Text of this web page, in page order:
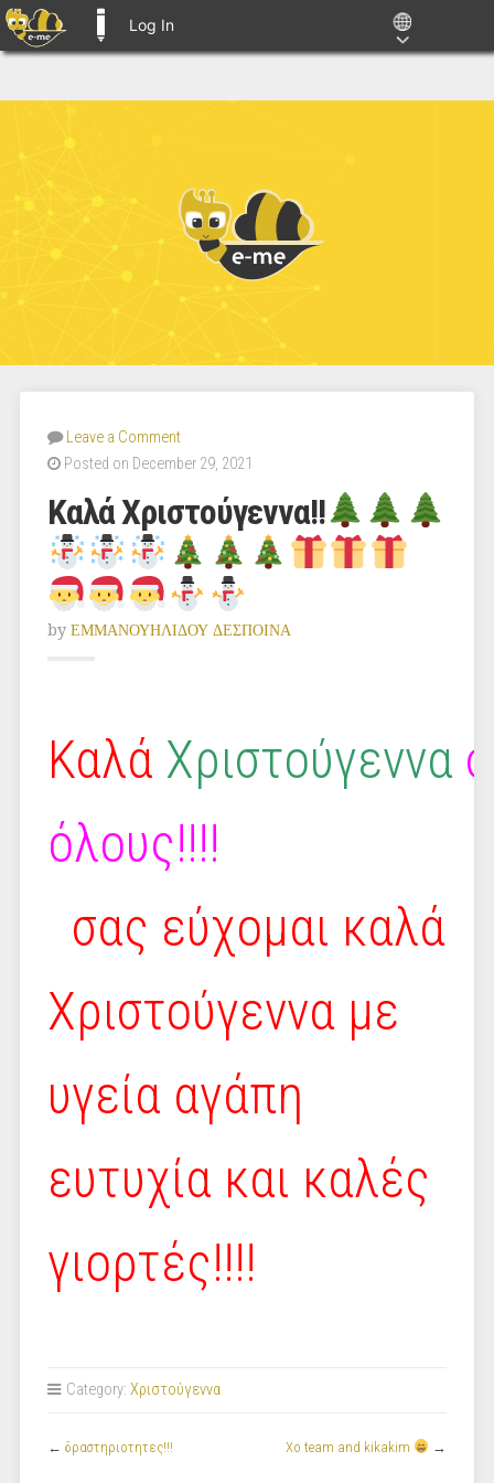
Log In
Leave a Comment
Posted on December 29, 2021
Καλά Χριστούγεννα!!
by ΕΜΜΑΝΟΥΗΛΙΔΟΥ ΔΕΣΠΟΙΝΑ
Καλά Χριστούγεννα
όλους!!!!
σας εύχομαι καλά
Χριστούγεννα με
υγεία αγάπη
ευτυχία και καλές
γιορτές!!!!
Category: Χριστούγεννα
← δραστηριοτητες!!! Xo team and kikakim →